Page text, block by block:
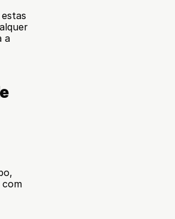
a
com